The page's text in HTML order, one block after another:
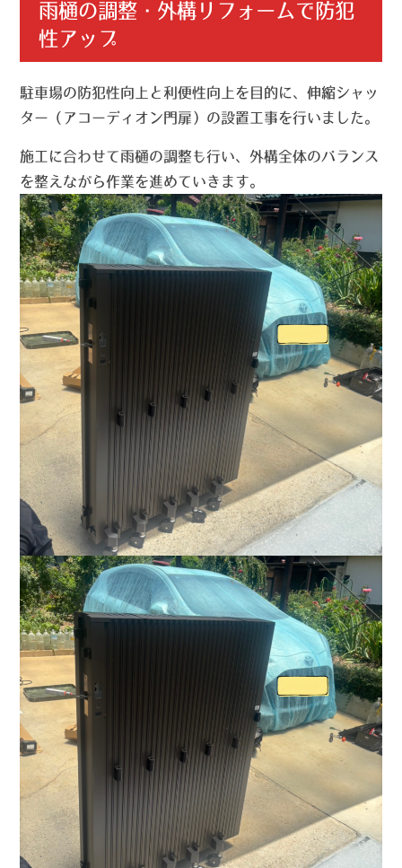
雨樋の調整・外構リフォームで防犯
性アップ
駐車場の防犯性向上と利便性向上を目的に、伸縮シャッ
ター（アコーディオン門扉）の設置工事を行いました。
施工に合わせて雨樋の調整も行い、外構全体のバランス
を整えながら作業を進めていきます。